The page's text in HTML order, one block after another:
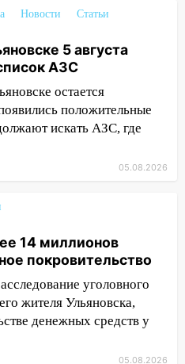
и обращение
3, Евро 4
автомобиль
в Ульяновске
районе утонул
черный коршун
помогли
Новости
Статьи
5 августа
АЗС
остается
положительные
искать АЗС, где
05.08.2026
14 миллионов
покровительство
уголовного
жителя Ульяновска,
денежных средств у
05.08.2026